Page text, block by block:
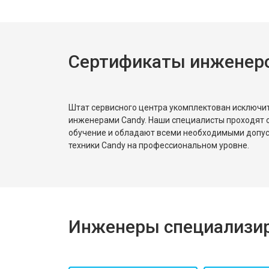
Замена платы сенсорного
Замена панели управления
Замена ТЭН
Сертификаты
Штат сервисного центра укомплектован
инженерами Candy. Наши специалисты проходят
обучение и обладают всеми необходимыми
техники Candy на профессиональном уровне.
Инженеры